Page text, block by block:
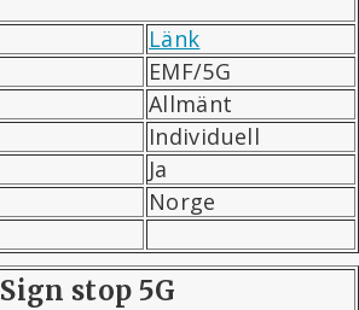
Länk
EMF/5G
Allmänt
Individuell
Ja
Norge
Sign stop 5G